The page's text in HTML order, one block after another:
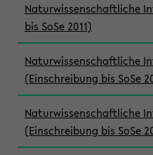
Naturwissenschaftliche
bis SoSe 2011)
Naturwissenschaftliche
(Einschreibung bis SoSe
Naturwissenschaftliche
(Einschreibung bis SoSe